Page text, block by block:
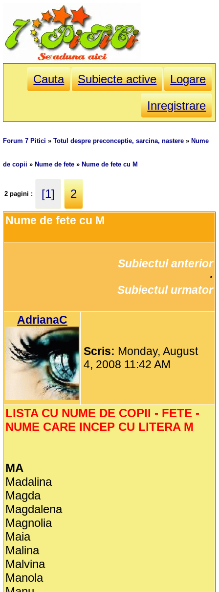
Cauta Subiecte active
Logare
Inregistrare
Forum 7 Pitici »Totul despre preconceptie, sarcina, nastere » Nume
de copii » Nume de fete » Nume de fete cu M
2 pagini : [1] 2
Nume de fete cu M
Subiectul anterior
Subiectul urmator
AdrianaC
Scris: Monday, August
4, 2008 11:42 AM
LISTA CU NUME DE COPII - FETE -
NUME CARE INCEP CU LITERA M
MA
Madalina
Magda
Magdalena
Magnolia
Maia
Malina
Malvina
Manola